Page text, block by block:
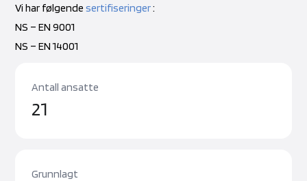
Vi har følgendesertifiseringer:
NS – EN 9001
NS – EN 14001
Antall ansatte
23
Grunnlagt